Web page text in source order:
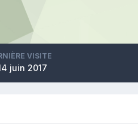
VISITE
juin 2017